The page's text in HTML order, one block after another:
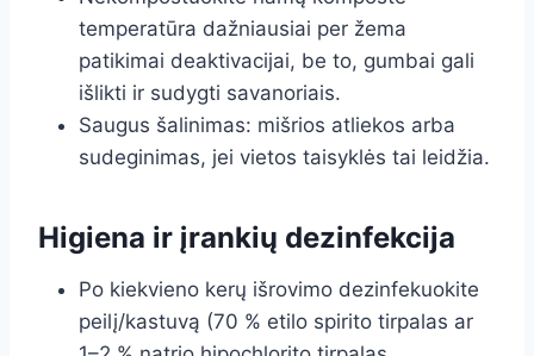
temperatūra dažniausiai per žema
patikimai deaktivacijai, be to, gumbai gali
išlikti ir sudygti savanoriais.
Saugus šalinimas: mišrios atliekos arba
sudeginimas, jei vietos taisyklės tai leidžia.
Higiena ir įrankių dezinfekcija
Po kiekvieno kerų išrovimo dezinfekuokite
peilį/kastuvą (70 % etilo spirito tirpalas ar